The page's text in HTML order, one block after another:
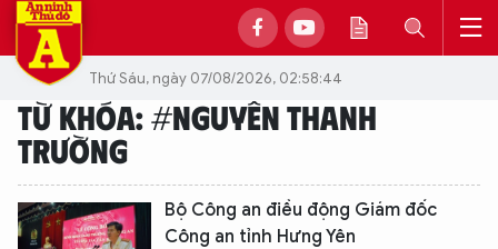
Thứ Sáu, ngày 07/08/2026, 02:58:44
TỪ KHÓA: #NGUYỄN THANH
TRƯỜNG
Bộ Công an điều động Giám đốc
Công an tỉnh Hưng Yên